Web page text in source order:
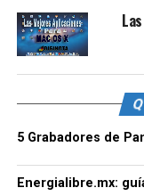
5 Grabadores de
Energialibre.mx: